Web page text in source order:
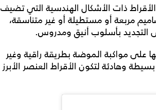
ذات الأشكال الهندسية التي تضيف
مربعة أو مستطيلة أو غير متناسقة،
التجديد بأسلوب أنيق ومدروس.
على مواكبة الموضة بطريقة راقية وغير
وهادئة لتكون الأقراط العنصر الأبرز